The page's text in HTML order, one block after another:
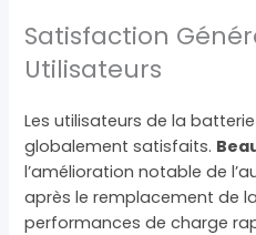
Satisfaction
Utilisateurs
Les utilisateurs de la
globalement satisfaits.
l’amélioration notable de
après le remplacement de
performances de charge